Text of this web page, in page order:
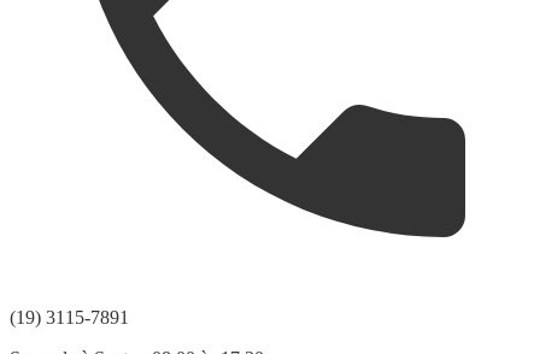
(19) 3115-7891